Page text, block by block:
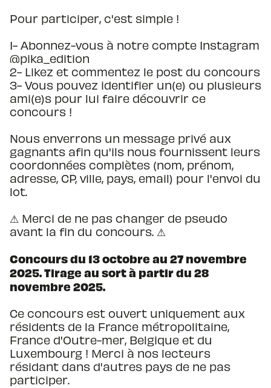
Pour participer, c'est simple !
1- Abonnez-vous à notre compte Instagram
@pika_edition
2- Likez et commentez le post du concours
3- Vous pouvez identifier un(e) ou plusieurs
ami(e)s pour lui faire découvrir ce
concours !
Nous enverrons un message privé aux
gagnants afin qu'ils nous fournissent leurs
coordonnées complètes (nom, prénom,
adresse, CP, ville, pays, email) pour l'envoi du
lot.
⚠ Merci de ne pas changer de pseudo
avant la fin du concours. ⚠
Concours du 13 octobre au 27 novembre
2025. Tirage au sort à partir du 28
novembre 2025.
Ce concours est ouvert uniquement aux
résidents de la France métropolitaine,
France d'Outre-mer, Belgique et du
Luxembourg ! Merci à nos lecteurs
résidant dans d'autres pays de ne pas
participer.